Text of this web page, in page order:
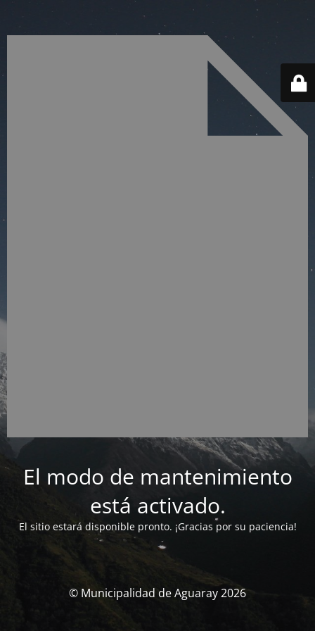
El modo de mantenimiento
está activado.
El sitio estará disponible pronto. ¡Gracias por su paciencia!
© Municipalidad de Aguaray 2026